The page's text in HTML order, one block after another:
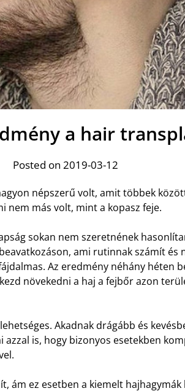
a hair
Posted on 2019-03-12
népszerű volt, amit többek
nem más volt, mint a kopasz feje.
sokan nem szeretnének
beavatkozáson, ami rutinnak számít és
Az eredmény néhány héten
növekedni a haj a fejbőr azon
Akadnak drágább és
azzal is, hogy bizonyos esetekben
ám ez esetben a kiemelt